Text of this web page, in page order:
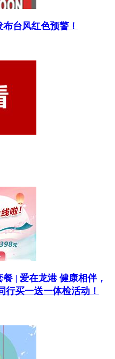
台风红色预警！
| 爱在龙港 健康相伴，
行买一送一体检活动！